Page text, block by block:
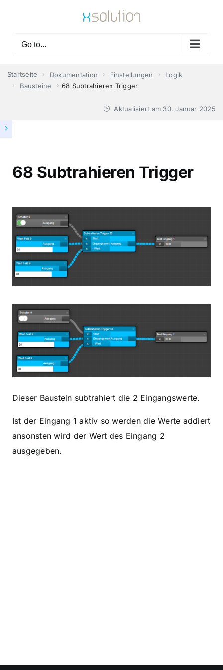
Go to...
Startseite Dokumentation Einstellungen
Logik
Bausteine
68 Subtrahieren Trigger
Aktualisiert am 30. Januar 2025
68 Subtrahieren Trigger
Dieser Baustein subtrahiert die 2 Eingangswerte.
Ist der Eingang 1 aktiv so werden die Werte addiert
ansonsten wird der Wert des Eingang 2
ausgegeben.